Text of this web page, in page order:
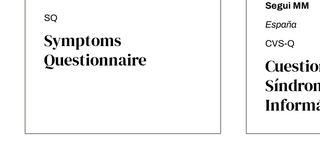
SQ
Symptoms
Questionnaire
Segui MM
España
CVS-Q